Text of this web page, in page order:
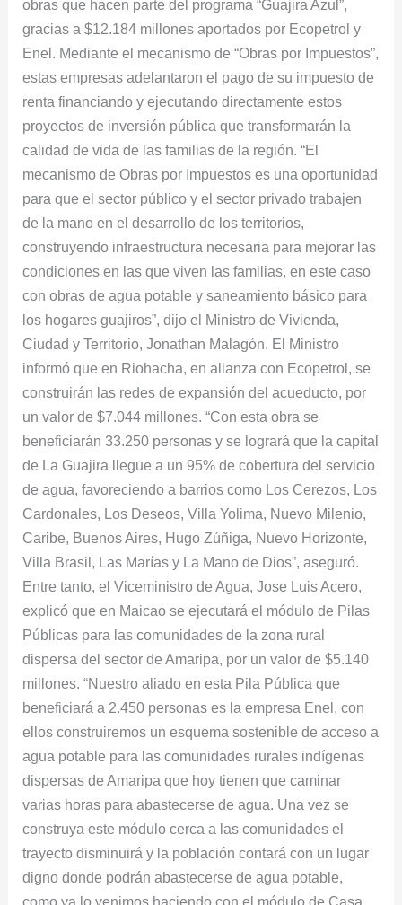
obras que hacen parte del programa “Guajira Azul”,
gracias a $12.184 millones aportados por Ecopetrol y
Enel. Mediante el mecanismo de “Obras por Impuestos”,
estas empresas adelantaron el pago de su impuesto de
renta financiando y ejecutando directamente estos
proyectos de inversión pública que transformarán la
calidad de vida de las familias de la región. “El
mecanismo de Obras por Impuestos es una oportunidad
para que el sector público y el sector privado trabajen
de la mano en el desarrollo de los territorios,
construyendo infraestructura necesaria para mejorar las
condiciones en las que viven las familias, en este caso
con obras de agua potable y saneamiento básico para
los hogares guajiros”, dijo el Ministro de Vivienda,
Ciudad y Territorio, Jonathan Malagón. El Ministro
informó que en Riohacha, en alianza con Ecopetrol, se
construirán las redes de expansión del acueducto, por
un valor de $7.044 millones. “Con esta obra se
beneficiarán 33.250 personas y se logrará que la capital
de La Guajira llegue a un 95% de cobertura del servicio
de agua, favoreciendo a barrios como Los Cerezos, Los
Cardonales, Los Deseos, Villa Yolima, Nuevo Milenio,
Caribe, Buenos Aires, Hugo Zúñiga, Nuevo Horizonte,
Villa Brasil, Las Marías y La Mano de Dios”, aseguró.
Entre tanto, el Viceministro de Agua, Jose Luis Acero,
explicó que en Maicao se ejecutará el módulo de Pilas
Públicas para las comunidades de la zona rural
dispersa del sector de Amaripa, por un valor de $5.140
millones. “Nuestro aliado en esta Pila Pública que
beneficiará a 2.450 personas es la empresa Enel, con
ellos construiremos un esquema sostenible de acceso a
agua potable para las comunidades rurales indígenas
dispersas de Amaripa que hoy tienen que caminar
varias horas para abastecerse de agua. Una vez se
construya este módulo cerca a las comunidades el
trayecto disminuirá y la población contará con un lugar
digno donde podrán abastecerse de agua potable,
como ya lo venimos haciendo con el módulo de Casa
Guajira
Azul
en
Riohacha
y
Maicao